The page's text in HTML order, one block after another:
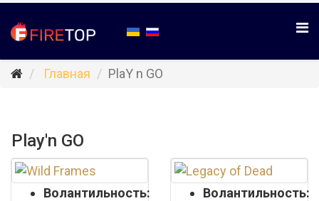
Главная PlaY n GO
Play'n GO
Волантильность:
Волантильность: